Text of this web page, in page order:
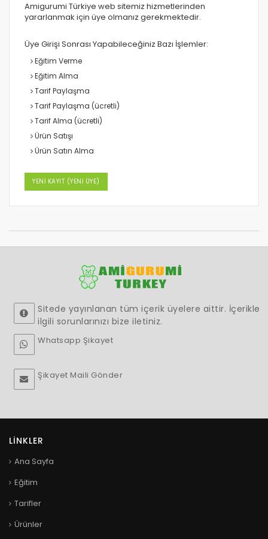
Amigurumi Türkiye web sitemiz hizmetlerinden
yararlanmak için üye olmanız gerekmektedir.
Üye Girişi Sonrası Yapabileceğiniz Bazı İşlemler:
Eğitim Verme
Eğitim Alma
Tarif Paylaşma
Tarif Paylaşma (ücretli)
Tarif Alma (ücretli)
Ürün Satışı
Ürün Satın Alma
YENİ KAYIT (YENİ ÜYE)
Sitede yayınlanan tüm içerik üyelere aittir. İçerikle
ilgili sorunlarınızı bize iletiniz.
Whatsapp Şikayet
Şikayet Maili Gönder
LINKLER
Ana Sayfa
Eğitim
Tarifler
Ürünler